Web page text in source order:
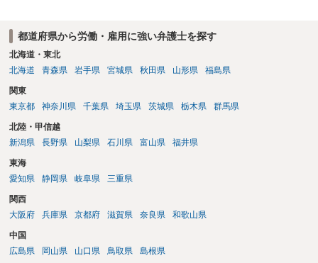
は、合理性や対価性を欠くとして争いやすいです。逆に、タレント側
あります。
逸失利益等）が認められる可能性が高いと思われます。 また、業務労
災での第三者行為傷害（同僚の不注意等による事故）の場合は、当該
第三者の賠償責任も考えられます。 労災で支払われた分は、損害額か
は、第三者から支払ってもらうことになります。 会社等との交渉が必
要になると思います（良い会社でしたら、自ら話してくると思います
が・・・）。極めて専門的な話ですので、詳細もしくは対応を最寄り
都道府県から労働・雇用に強い弁護士を探す
北海道・東北
北海道
青森県 岩手県 宮城県 秋田県 山形県 福島県
関東
東京都
神奈川県 千葉県 埼玉県 茨城県 栃木県 群馬県
北陸・甲信越
新潟県
長野県 山梨県 石川県 富山県 福井県
東海
愛知県
静岡県 岐阜県 三重県
関西
大阪府
兵庫県 京都府 滋賀県 奈良県 和歌山県
中国
広島県
岡山県 山口県 鳥取県 島根県